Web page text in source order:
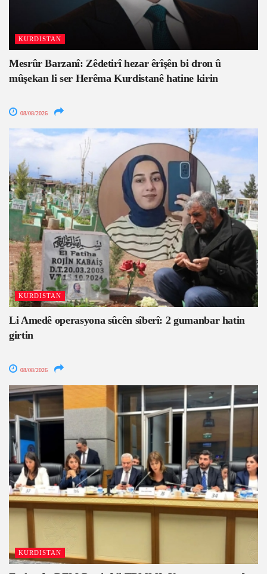
KURDISTAN
Mesrûr Barzanî: Zêdetirî hezar êrîşên bi dron û
mûşekan li ser Herêma Kurdistanê hatine kirin
08/08/2026
KURDISTAN
Li Amedê operasyona sûcên sîberî: 2 gumanbar hatin
girtin
08/08/2026
KURDISTAN